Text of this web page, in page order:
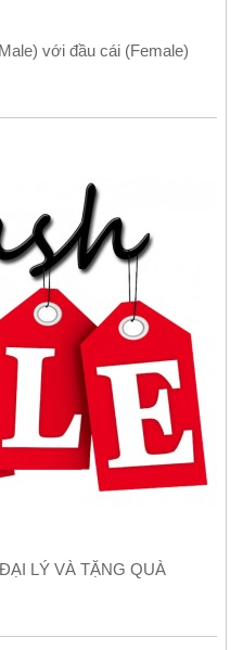
với đầu cái (Female)
LÝ VÀ TẶNG QUÀ